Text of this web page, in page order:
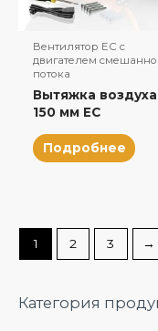
Категория
Вентилятор EC с
двигателем
потока
Вытяжка воздуха
150 мм EC
Подробнее
1 2 3 →